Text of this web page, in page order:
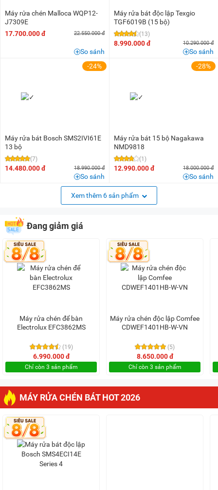
Máy rửa chén Malloca WQP12-
J7309E
17.700.000 đ
22.550.000 đ
So sánh
Máy rửa bát độc lập Texgio
TGF6019B (15 bộ)
(13)
8.990.000 đ 10.290.000 đ
So sánh
-24%
Máy rửa bát Bosch SMS2IVI61E
13 bộ
(7)
14.480.000 đ 18.990.000 đ
So sánh
-28%
Máy rửa bát 15 bộ Nagakawa
NMD9818
(1)
12.990.000 đ 18.000.000 đ
So sánh
Xem thêm 6 sản phẩm
Đang giảm giá
Máy rửa chén để bàn
Electrolux EFC3862MS
(19)
6.990.000 đ
Chỉ còn 3 sản phẩm
Máy rửa chén độc lập Comfee
CDWEF1401HB-W-VN
(5)
8.650.000 đ
Chỉ còn 3 sản phẩm
MÁY RỬA CHÉN BÁT HOT 2026